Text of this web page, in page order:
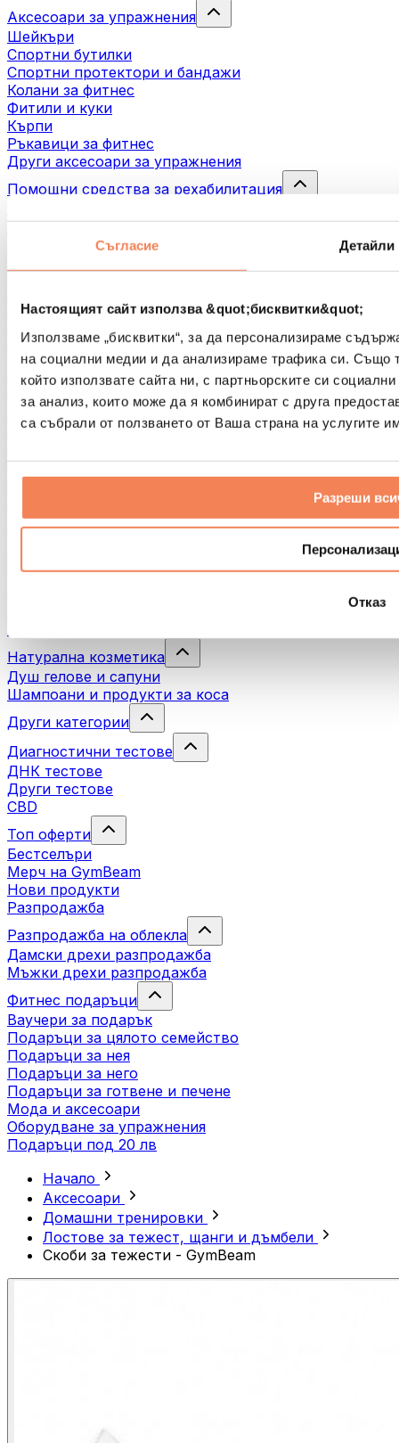
Съгласие Детайли
Настоящият сайт използва &quot;бисквитки&quot;
Използваме „бисквитки“, за да персонализираме
на социални медии и да анализираме трафика си. Също
който използвате сайта ни, с партньорските си
за анализ, които може да я комбинират с друга
са събрали от ползването от Ваша страна на услугите
Разреши
Отказ
Аксесоари за упражнения
Шейкъри
Спортни бутилки
Спортни протектори и бандажи
Колани за фитнес
Фитили и куки
Кърпи
Ръкавици за фитнес
Други аксесоари за упражнения
Помощни средства за рехабилитация
Инструменти за масаж
Масажни ролери
Чанти и аксесоари за храна
Чанти за фитнес
Раници
Аксесоари според вида дейност
Бойни спортове
Колоездене
Студена терапия
Плуване
Биохакинг
Филтри и кани за вода
Натурална козметика
Душ гелове и сапуни
Шампоани и продукти за коса
Други категории
Диагностични тестове
ДНК тестове
Други тестове
CBD
Топ оферти
Бестселъри
Мерч на GymBeam
Нови продукти
Разпродажба
Разпродажба на облекла
Дамски дрехи разпродажба
Мъжки дрехи разпродажба
Фитнес подаръци
Ваучери за подарък
Подаръци за цялото семейство
Подаръци за нея
Подаръци за него
Подаръци за готвене и печене
Мода и аксесоари
Оборудване за упражнения
Подаръци под 20 лв
Начало
Аксесоари
Домашни тренировки
Лостове за тежест, щанги и дъмбели
Скоби за тежести - GymBeam